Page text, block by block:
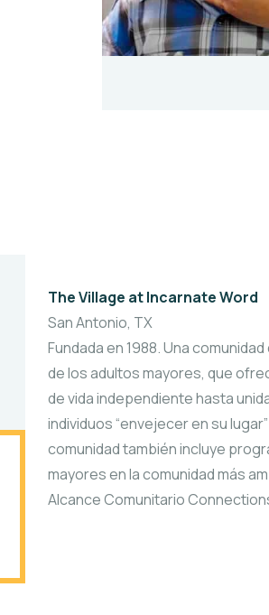
The Village at Incarnate Word
San Antonio, TX
Fundada en 1988. Una
de los adultos mayores, que
de vida independiente hasta
individuos “envejecer en su
comunidad también incluye
mayores en la comunidad más
Alcance Comunitario